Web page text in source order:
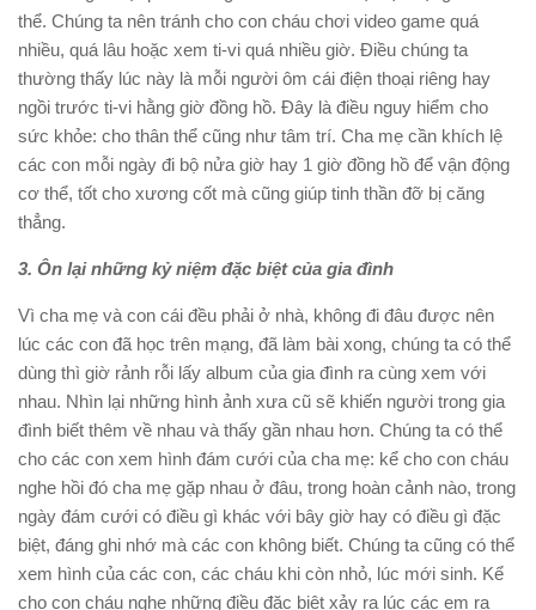
thể. Chúng ta nên tránh cho con cháu chơi video game quá
nhiều, quá lâu hoặc xem ti-vi quá nhiều giờ. Điều chúng ta
thường thấy lúc này là mỗi người ôm cái điện thoại riêng hay
ngồi trước ti-vi hằng giờ đồng hồ. Đây là điều nguy hiểm cho
sức khỏe: cho thân thể cũng như tâm trí. Cha mẹ cần khích lệ
các con mỗi ngày đi bộ nửa giờ hay 1 giờ đồng hồ để vận động
cơ thể, tốt cho xương cốt mà cũng giúp tinh thần đỡ bị căng
thẳng.
3. Ôn lại những kỷ niệm đặc biệt của gia đình
Vì cha mẹ và con cái đều phải ở nhà, không đi đâu được nên
lúc các con đã học trên mạng, đã làm bài xong, chúng ta có thể
dùng thì giờ rảnh rỗi lấy album của gia đình ra cùng xem với
nhau. Nhìn lại những hình ảnh xưa cũ sẽ khiến người trong gia
đình biết thêm về nhau và thấy gần nhau hơn. Chúng ta có thể
cho các con xem hình đám cưới của cha mẹ: kể cho con cháu
nghe hồi đó cha mẹ gặp nhau ở đâu, trong hoàn cảnh nào, trong
ngày đám cưới có điều gì khác với bây giờ hay có điều gì đặc
biệt, đáng ghi nhớ mà các con không biết. Chúng ta cũng có thể
xem hình của các con, các cháu khi còn nhỏ, lúc mới sinh. Kể
cho con cháu nghe những điều đặc biệt xảy ra lúc các em ra